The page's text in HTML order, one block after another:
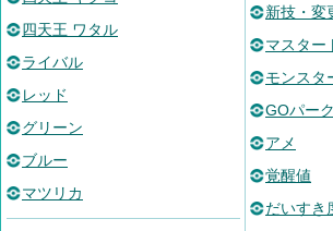
四天王 ワタル
ライバル
レッド
グリーン
ブルー
マツリカ
新技・変
マスター
モンスタ
GOパーク
アメ
覚醒値
だいすき